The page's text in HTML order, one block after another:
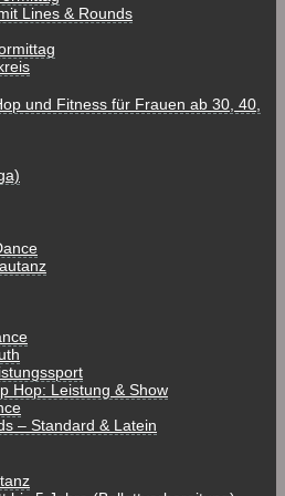
Lines & Rounds
und Fitness für Frauen ab 30, 40,
Hop: Leistung & Show
– Standard & Latein